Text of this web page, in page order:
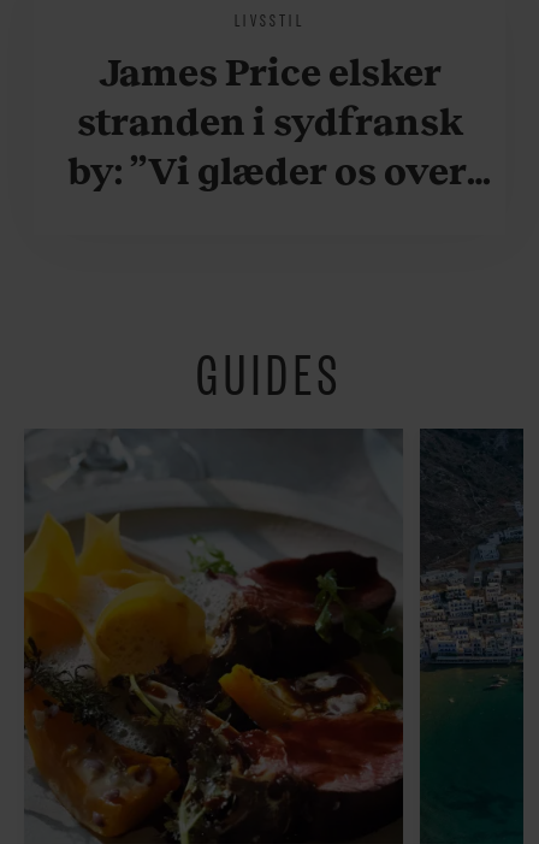
LIVSSTIL
James Price elsker
stranden i sydfransk
by: ”Vi glæder os over,
fredeligt”
GUIDES